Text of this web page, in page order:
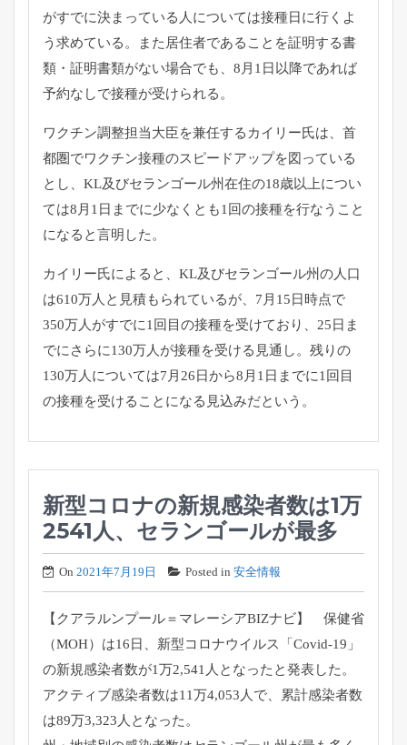
がすでに決まっている人については接種日に行くよ
う求めている。また居住者であることを証明する書
類・ 証明書類がない場合でも、 8月1日以降であれば
予約なしで接種が受けられる。
ワクチン調整担当大臣を兼任するカイリー氏は、 首
都圏でワクチン接種のスピードアップを図っている
とし、 KL及びセランゴール州在住の18歳以上につい
ては8月1日までに少なくとも1回の接種を行なうこと
になると言明した。
カイリー氏によると、 KL及びセランゴール州の人口
は610万人と見積もられているが
7月15日時点で
350万人がすでに1回目の接種を受けており、 25日ま
でにさらに130万人が接種を受ける見通し。 残りの
130万人については7月26日から8月1日までに1回目
の接種を受けることになる見込みだという。
新型コロナの新規感染者数は1万
2541人、セランゴールが最多
On 2021年7月19日 Posted in 安全情報
【クアラルンプール＝マレーシアBIZナビ】 保健省
（MOH）は16日、新型コロナウイルス「Covid-19」
の新規感染者数が1万2,541人となったと発表した。
アクティブ感染者数は11万4,053人で、
累計感染者数
は89万3,323人となった。